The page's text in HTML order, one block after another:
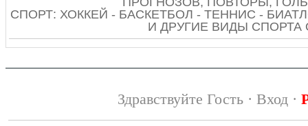
СПОРТ: ХОККЕЙ - БАСКЕТБОЛ - ТЕННИС -
И ДРУГИЕ ВИДЫ СПОРТА
Здравствуйте Гость · Вход·